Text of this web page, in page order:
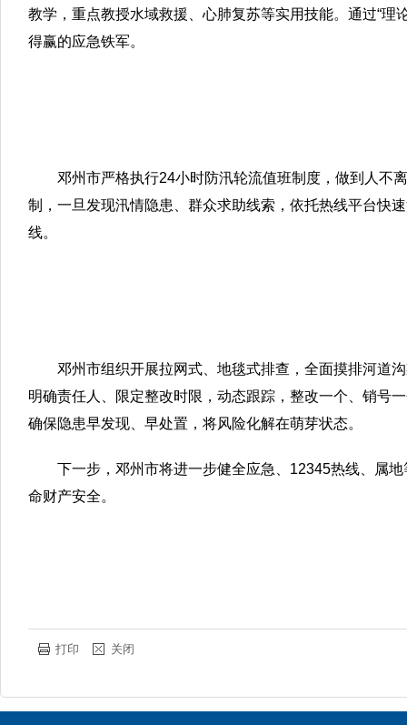
教学，重点教授水域救援、心肺复苏等实用技能。通过“
得赢的应急铁军。
邓州市严格执行24小时防汛轮流值班制度，做到人不
制，一旦发现汛情隐患、群众求助线索，依托热线平台快
线。
邓州市组织开展拉网式、地毯式排查，全面摸排河道
明确责任人、限定整改时限，动态跟踪，整改一个、销号
确保隐患早发现、早处置，将风险化解在萌芽状态。
下一步，邓州市将进一步健全应急、12345热线、属
命财产安全。
打印 关闭